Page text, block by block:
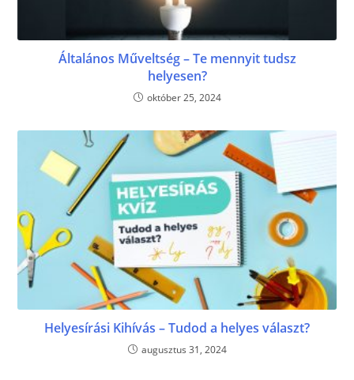
Általános Műveltség – Te mennyit tudsz
helyesen?
október 25, 2024
Helyesírási Kihívás – Tudod a helyes választ?
augusztus 31, 2024